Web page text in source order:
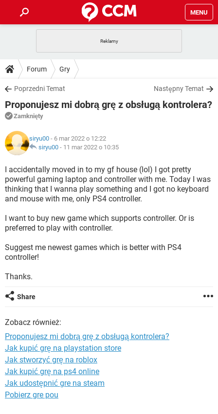
MENU
GRY
SPOTIFY
INSTAGRAM FACEBOOK
WINDOWS 10
PORADY
PlayStation
SPOTIFY
INSTAGRAM
WINDOWS 10
DO POBRANIA
ANDROID TIKTOK
GRY
IOS
INSTAGRAM
WINDOWS 10
FORUM
COVID-19
GRY WHATSAPP
INSTAGRAM FACEBOOK
WINDOWS 10
ARTYKUŁY
COVID-19
GRY WHATSAPP
SPOTIFY NETFLIX
WINDOWS 10
Forum Gry
Poprzedni Temat Następny Temat
Proponujesz mi dobrą grę z obsługą kontrolera?
Zamknięty
siryu00 - 6 mar 2022 o 12:22
siryu00 - 11 mar 2022 o 10:35
I accidentally moved in to my gf house (lol) I got pretty
powerful gaming laptop and controller with me. Today I was
thinking that I wanna play something and I got no keyboard
and mouse with me, only PS4 controller.
I want to buy new game which supports controller. Or is
preferred to play with controller.
Suggest me newest games which is better with PS4
controller!
Thanks.
Share
Zobacz również:
Proponujesz mi dobrą grę z obsługą kontrolera?
Jak kupić grę na playstation store
Jak stworzyć grę na roblox
Jak kupić grę na ps4 online
Jak udostępnić gre na steam
Pobierz gre pou